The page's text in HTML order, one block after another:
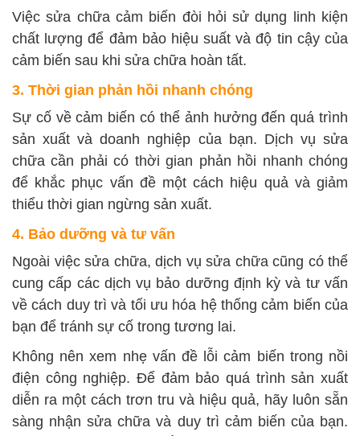
Việc sửa chữa cảm biến đòi hỏi sử dụng linh kiện
chất lượng để đảm bảo hiệu suất và độ tin cậy của
cảm biến sau khi sửa chữa hoàn tất.
3. Thời gian phản hồi nhanh chóng
Sự cố về cảm biến có thể ảnh hưởng đến quá trình
sản xuất và doanh nghiệp của bạn. Dịch vụ sửa
chữa cần phải có thời gian phản hồi nhanh chóng
để khắc phục vấn đề một cách hiệu quả và giảm
thiểu thời gian ngừng sản xuất.
4. Bảo dưỡng và tư vấn
Ngoài việc sửa chữa, dịch vụ sửa chữa cũng có thể
cung cấp các dịch vụ bảo dưỡng định kỳ và tư vấn
về cách duy trì và tối ưu hóa hệ thống cảm biến của
bạn để tránh sự cố trong tương lai.
Không nên xem nhẹ vấn đề lỗi cảm biến trong nồi
điện công nghiệp. Để đảm bảo quá trình sản xuất
diễn ra một cách trơn tru và hiệu quả, hãy luôn sẵn
sàng nhận sửa chữa và duy trì cảm biến của bạn.